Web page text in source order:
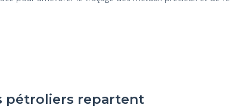
pétroliers repartent